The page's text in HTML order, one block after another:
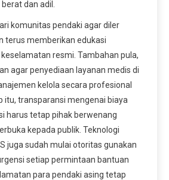
dan adil.
komunitas pendaki agar diler
terus memberikan edukasi
resmi. Tambahan pula,
agar penyediaan layanan medis di
kelola secara profesional
itu, transparansi mengenai biaya
harus tetap pihak berwenang
kepada publik. Teknologi
juga sudah mulai otoritas gunakan
setiap permintaan bantuan
para pendaki asing tetap